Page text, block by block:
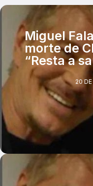
Miguel
morte de
“Resta a
20